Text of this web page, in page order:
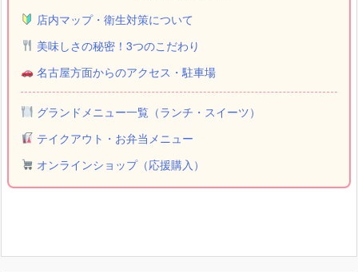
店内マップ・衛生対策について
美味しさの秘密！3つのこだわり
名古屋方面からのアクセス・駐車場
グランドメニュー一覧（ランチ・スイーツ）
テイクアウト・お弁当メニュー
オンラインショップ（応援購入）